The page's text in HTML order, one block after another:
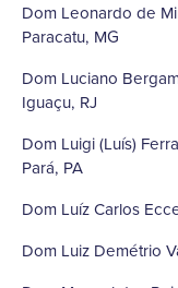
Dom Leonardo de
Paracatu, MG
Dom Luciano
Iguaçu, RJ
Dom Luigi (Luís)
Pará, PA
Dom Luíz Carlos
Dom Luiz Demétrio